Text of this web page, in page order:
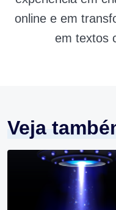
online e em
em textos
Veja